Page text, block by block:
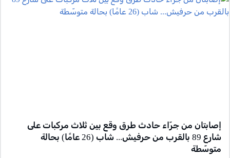
إصابتان من جرّاء حادث طرق وقع بين ثلاث مركبات على
شارع 89 بالقرب من حرفيش... شاب (26 عامًا) بحالة
متوسّطة